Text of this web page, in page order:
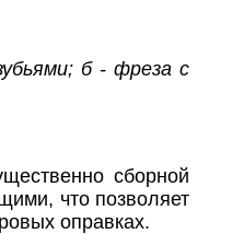
б - фреза с
сборной
что позволяет
оправках.